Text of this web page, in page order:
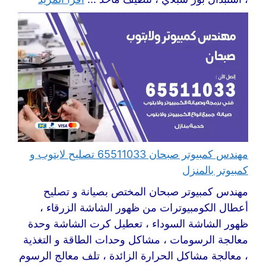
مهندس كمبيوتر صبحان 65511033 تصليح لابتوب و
كمبيوتر بالمنزل
مهندس كمبيوتر صبحان المختص بصيانة و تصليح
أعطال الكومبيوترات من ظهور الشاشة الزرقاء ،
ظهور الشاشة السوداء ، تعطيل كرت الشاشة وحدة
معالجة الرسومات ، مشاكل وحدات الطاقة و التغذية
، معالجة مشاكل الحرارة الزائدة ، تلف معالج الرسوم